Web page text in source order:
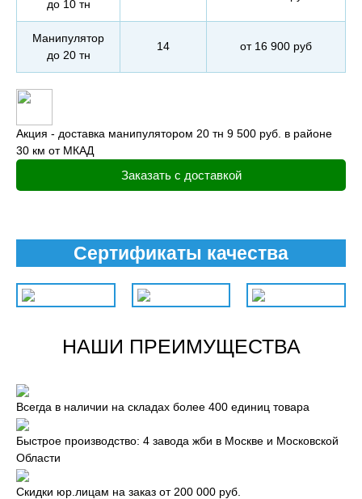
до 10 тн
Манипулятор
до 20 тн
14 от 16 900 руб
Акция - доставка манипулятором 20 тн 9 500 руб. в районе
30 км от МКАД
Заказать с доставкой
Сертификаты качества
НАШИ ПРЕИМУЩЕСТВА
Всегда в наличии на складах более 400 единиц товара
Быстрое производство: 4 завода жби в Москве и Московской
Области
Скидки юр.лицам на заказ от 200 000 руб.